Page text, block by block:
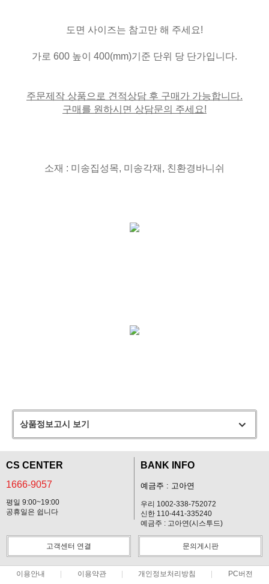
도면 사이즈는 참고만 해 주세요!
가로 600 높이 400(mm)기준 단위 당 단가입니다.
주문제작 상품으로 견적상담 후 구매가 가능합니다.
구매를 원하시면 상담문의 주세요!
소재 : 미송집성목, 미송각재, 친환경바니쉬
상품정보고시 보기
CS CENTER
1666-9057
평일 9:00~19:00
공휴일은 쉽니다
BANK INFO
예금주 : 고아연
우리 1002-338-752072
신한 110-441-335240
예금주 : 고아연(시스투드)
고객센터 연결 문의게시판
이용안내 이용약관 개인정보처리방침 PC버전